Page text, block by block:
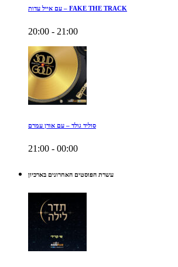
עם אייל עדות – FAKE THE TRACK
20:00 - 21:00
סוליד גולד – עם אורן עמרם
21:00 - 00:00
עשרת הפוסטים האחרונים בארכיון